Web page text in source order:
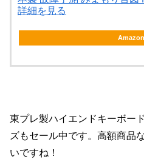
詳細を見る
Amazon
東プレ製ハイエンドキーボー
ズもセール中です。高額商品
いですね！